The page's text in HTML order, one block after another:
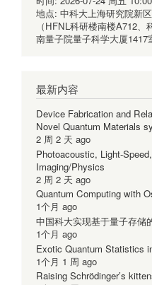
地点: 中科大上海研究院新
（HFNL科研楼南楼A712
南量子院量子科学大厦1417
最新内容
Device Fabrication and
Novel Quantum Materials
2 周 2 天 ago
Photoacoustic, Light-
Imaging/Physics
2 周 2 天 ago
Quantum Computing with
1个月 ago
中国科大实现基于量子存储
1个月 ago
Exotic Quantum Statistics
1个月 1 周 ago
Raising Schrödinger’s